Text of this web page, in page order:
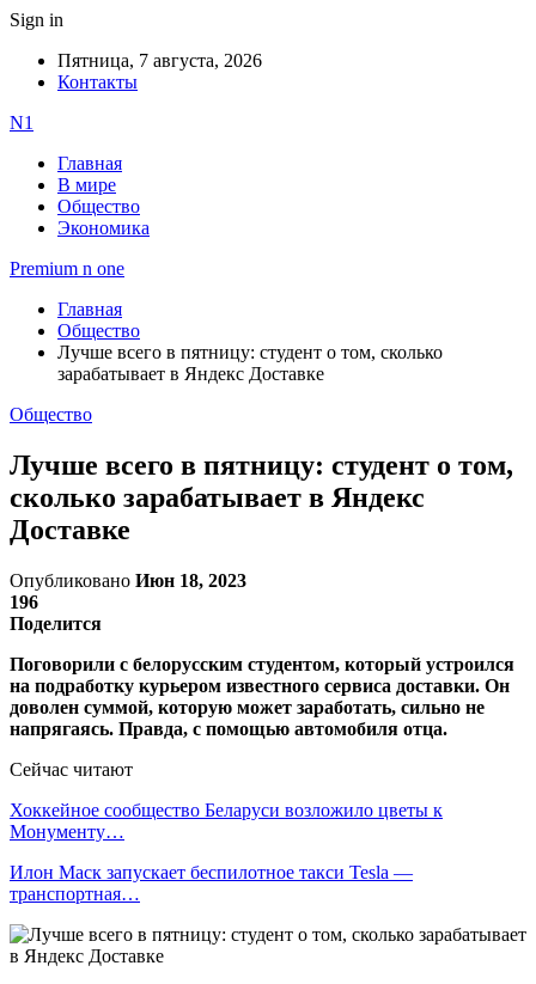
Sign in
Пятница, 7 августа, 2026
Контакты
N1
Главная
В мире
Общество
Экономика
Premium n one
Главная
Общество
Лучше всего в пятницу: студент о том, сколько
зарабатывает в Яндекс Доставке
Общество
Лучше всего в пятницу: студент о том,
сколько зарабатывает в Яндекс
Доставке
Опубликовано Июн 18, 2023
196
Поделится
Поговорили с белорусским студентом, который устроился
на подработку курьером известного сервиса доставки. Он
доволен суммой, которую может заработать, сильно не
напрягаясь. Правда, с помощью автомобиля отца.
Сейчас читают
Хоккейное сообщество Беларуси возложило цветы к
Монументу…
Илон Маск запускает беспилотное такси Tesla —
транспортная…